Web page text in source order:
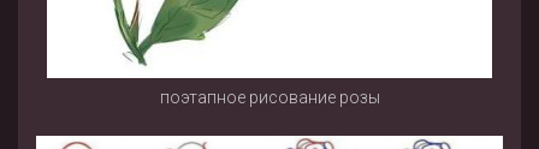
поэтапное рисование розы